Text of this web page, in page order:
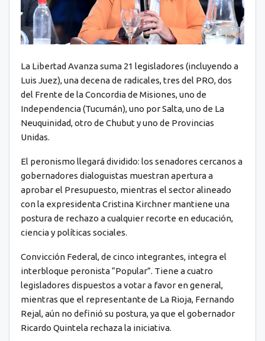
La Libertad Avanza suma 21 legisladores (incluyendo a
Luis Juez), una decena de radicales, tres del PRO, dos
del Frente de la Concordia de Misiones, uno de
Independencia (Tucumán), uno por Salta, uno de La
Neuquinidad, otro de Chubut y uno de Provincias
Unidas.
El peronismo llegará dividido: los senadores cercanos a
gobernadores dialoguistas muestran apertura a
aprobar el Presupuesto, mientras el sector alineado
con la expresidenta Cristina Kirchner mantiene una
postura de rechazo a cualquier recorte en educación,
ciencia y políticas sociales.
Convicción Federal, de cinco integrantes, integra el
interbloque peronista “Popular”. Tiene a cuatro
legisladores dispuestos a votar a favor en general,
mientras que el representante de La Rioja, Fernando
Rejal, aún no definió su postura, ya que el gobernador
Ricardo Quintela rechaza la iniciativa.